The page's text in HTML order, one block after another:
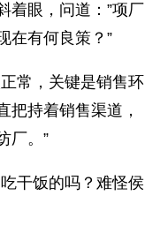
着眼，问道：”项厂
在有何良策？”
常，关键是销售环
把持着销售渠道，
厂。”
干饭的吗？难怪侯